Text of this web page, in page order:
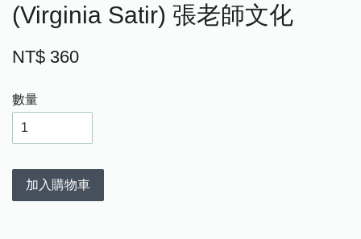
(Virginia Satir) 張老師文化
NT$ 360
數量
加入購物車